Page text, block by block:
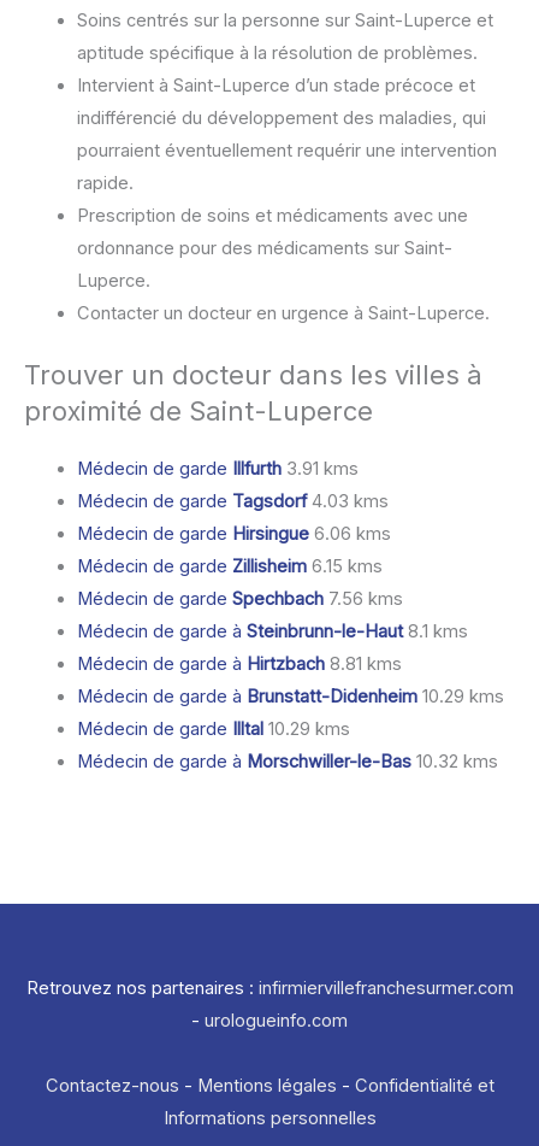
Soins centrés sur la personne sur Saint-Luperce et
aptitude spécifique à la résolution de problèmes.
Intervient à Saint-Luperce d’un stade précoce et
indifférencié du développement des maladies, qui
pourraient éventuellement requérir une intervention
rapide.
Prescription de soins et médicaments avec une
ordonnance pour des médicaments sur Saint-
Luperce.
Contacter un docteur en urgence à Saint-Luperce.
Trouver un docteur dans les villes à
proximité de Saint-Luperce
Médecin de garde Illfurth3.91 kms
Médecin de garde Tagsdorf4.03 kms
Médecin de garde Hirsingue6.06 kms
Médecin de garde Zillisheim6.15 kms
Médecin de garde Spechbach7.56 kms
Médecin de garde à Steinbrunn-le-Haut8.1 kms
Médecin de garde à Hirtzbach8.81 kms
Médecin de garde à Brunstatt-Didenheim10.29 kms
Médecin de garde Illtal10.29 kms
Médecin de garde à Morschwiller-le-Bas10.32 kms
Retrouvez nos partenaires : infirmiervillefranchesurmer.com
- urologueinfo.com
Contactez-nous - Mentions légales - Confidentialité et
Informations personnelles